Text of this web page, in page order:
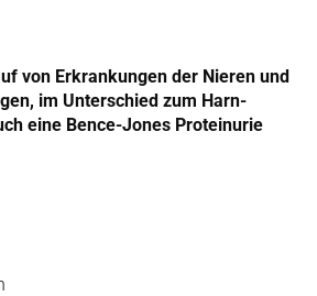
von Erkrankungen der Nieren und
im Unterschied zum Harn-
eine Bence-Jones Proteinurie